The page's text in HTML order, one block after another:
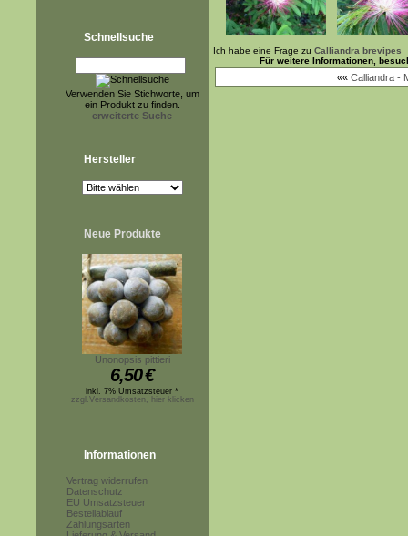
Schnellsuche
Verwenden Sie Stichworte, um
ein Produkt zu finden.
erweiterte Suche
Hersteller
Neue Produkte
Unonopsis pittieri
6,50€
inkl. 7% Umsatzsteuer *
zzgl.Versandkosten, hier klicken
Informationen
Vertrag widerrufen
Datenschutz
EU Umsatzsteuer
Bestellablauf
Zahlungsarten
Ich habe eine Frage zu Calliandra brevipes
Für weitere Informationen,
«« Calliandra -